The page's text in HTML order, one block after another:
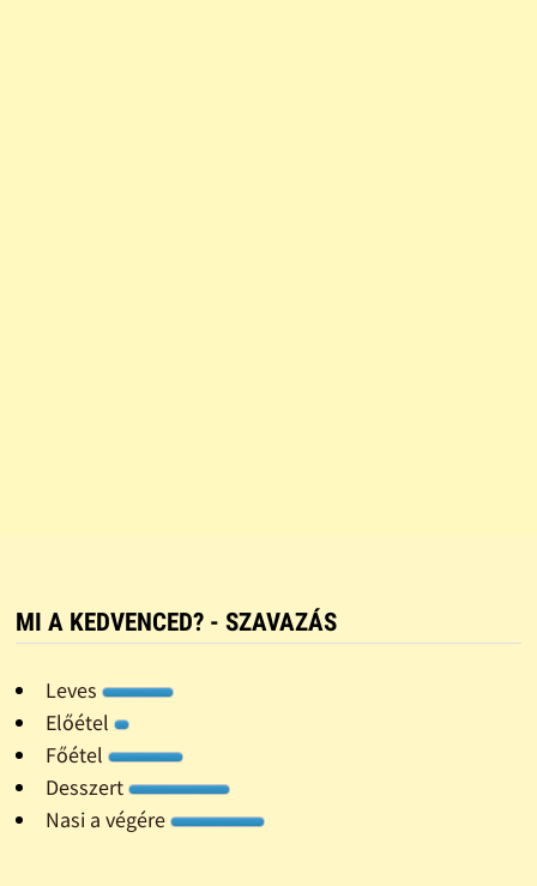
MI A KEDVENCED? - SZAVAZÁS
Leves
Előétel
Főétel
Desszert
Nasi a végére